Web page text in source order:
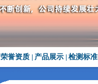
荣誉资质 | 产品展示 |检测标准